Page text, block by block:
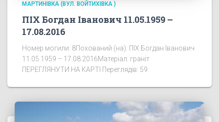
МАРТИНІВКА (ВУЛ. ВОЙТИХІВКА )
ПІХ Богдан Іванович 11.05.1959 –
17.08.2016
Номер могили: 8Похований (на): ПІХ Богдан Іванович
11.05.1959 – 17.08.2016Матеріал: граніт
ПЕРЕГЛЯНУТИ НА КАРТІ Переглядів: 59